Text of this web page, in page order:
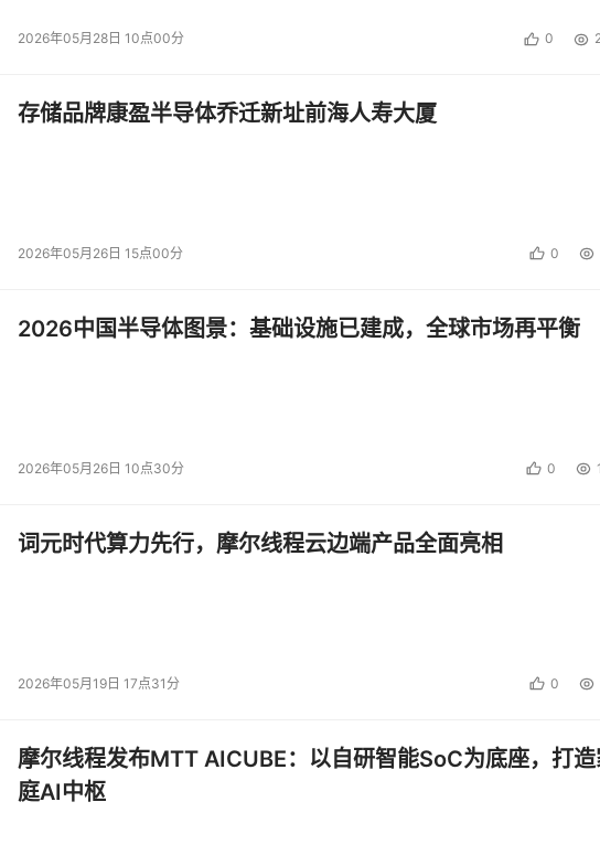
2026年05月28日 10点00分 0
存储品牌康盈半导体乔迁新址前海人寿大厦
2026年05月26日 15点00分 0
2026中国半导体图景：基础设施已建成，全球市场再平衡
2026年05月26日 10点30分 0
词元时代算力先行，摩尔线程云边端产品全面亮相
2026年05月19日 17点31分 0
摩尔线程发布MTT AICUBE：以自研智能SoC为底座，打
庭AI中枢